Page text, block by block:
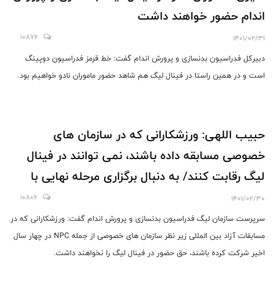
اندام حضور خواهند داشت
1401/02/31
10876
دبیرکل فدراسیون بدنسازی و پرورش اندام گفت: خط قرمز فدراسیون دوپینگ
است و در همین راستا در فینال لیگ هم شاهد حضور ماموران نادو خواهیم بود.
حبیب اللهی: ورزشکارانی که در سازمان های
خصوصی مسابقه داده باشند، نمی توانند در فینال
لیگ رقابت کنند/ به دنبال برگزاری مرحله نهایی با
حضور تماشاگران هستیم
1401/02/30
10806
سرپرست سازمان لیگ فدراسیون بدنسازی و پرورش اندام گفت: ورزشکارانی که در
مسابقات آزاد بین المللی زیر نظر سازمان های خصوصی از جمله NPC در چهار سال
اخیر شرکت کرده باشند، حق حضور در فینال لیگ را نخواهند داشت.